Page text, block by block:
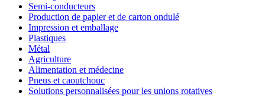
Semi-conducteurs
Production de papier et de carton ondulé
Impression et emballage
Plastiques
Métal
Agriculture
Alimentation et médecine
Pneus et caoutchouc
Solutions personnalisées pour les unions rotatives